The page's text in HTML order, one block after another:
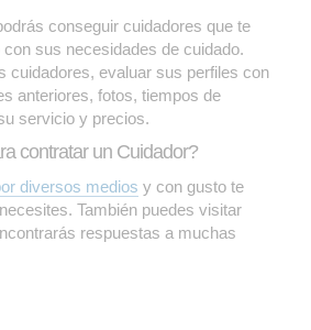
conseguir cuidadores que te
sus necesidades de cuidado.
cuidadores, evaluar sus perfiles con
anteriores, fotos, tiempos de
servicio y precios.
contratar un Cuidador?
diversos medios y con gusto te
También puedes visitar
respuestas a muchas